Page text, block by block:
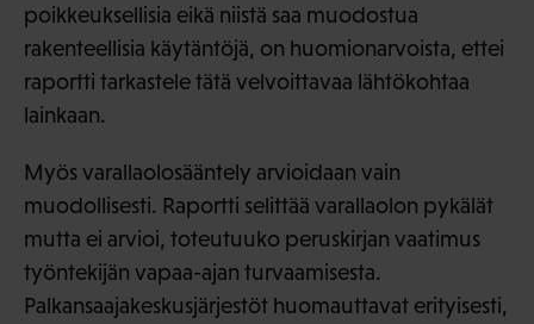
poikkeuksellisia eikä niistä saa muodostua
rakenteellisia käytäntöjä, on huomionarvoista, ettei
raportti tarkastele tätä velvoittavaa lähtökohtaa
lainkaan.
Myös varallaolosääntely arvioidaan vain
muodollisesti. Raportti selittää varallaolon pykälät
mutta ei arvioi, toteutuuko peruskirjan vaatimus
työntekijän vapaa-ajan turvaamisesta.
Palkansaajakeskusjärjestöt huomauttavat erityisesti,